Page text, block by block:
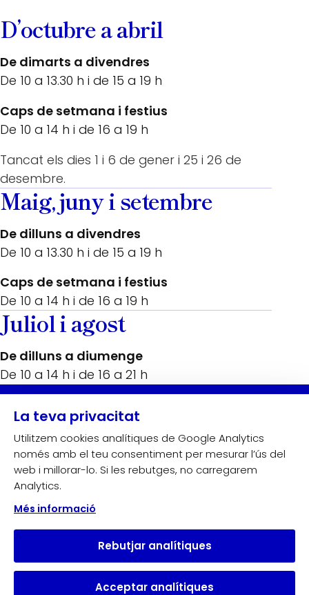
D’octubre a abril
De dimarts a divendres
De 10 a 13.30 h i de 15 a 19 h
Caps de setmana i festius
De 10 a 14 h i de 16 a 19 h
Tancat els dies 1 i 6 de gener i 25 i 26 de
desembre.
Maig, juny i setembre
De dilluns a divendres
De 10 a 13.30 h i de 15 a 19 h
Caps de setmana i festius
De 10 a 14 h i de 16 a 19 h
Juliol i agost
De dilluns a diumenge
De 10 a 14 h i de 16 a 21 h
La teva privacitat
Utilitzem cookies analítiques de Google Analytics
només amb el teu consentiment per mesurar l’ús del
web i millorar-lo. Si les rebutges, no carregarem
Analytics.
Més informació
Rebutjar analítiques
Acceptar analítiques